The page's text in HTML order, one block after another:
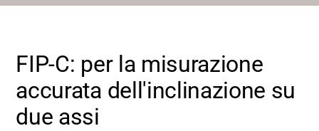
FIP-C: per la misurazione
accurata dell'inclinazione su
due assi